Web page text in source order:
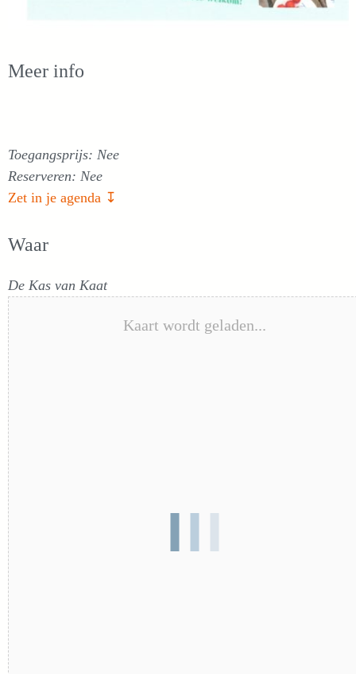
Meer info
Toegangsprijs: Nee
Reserveren: Nee
Zet in je agenda ↧
Waar
De Kas van Kaat
Kaart wordt geladen...